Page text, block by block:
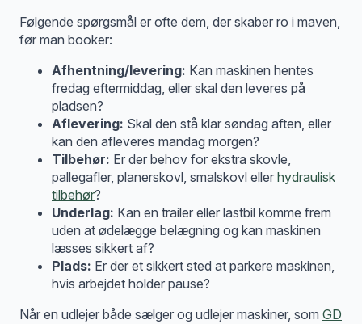
Følgende spørgsmål er ofte dem, der skaber ro i maven,
før man booker:
Afhentning/levering: Kan maskinen hentes
fredag eftermiddag, eller skal den leveres på
pladsen?
Aflevering: Skal den stå klar søndag aften, eller
kan den afleveres mandag morgen?
Tilbehør: Er der behov for ekstra skovle,
pallegafler, planerskovl, smalskovl eller hydraulisk
tilbehør?
Underlag: Kan en trailer eller lastbil komme frem
uden at ødelægge belægning og kan maskinen
læsses sikkert af?
Plads: Er der et sikkert sted at parkere maskinen,
hvis arbejdet holder pause?
Når en udlejer både sælger og udlejer maskiner, som GD